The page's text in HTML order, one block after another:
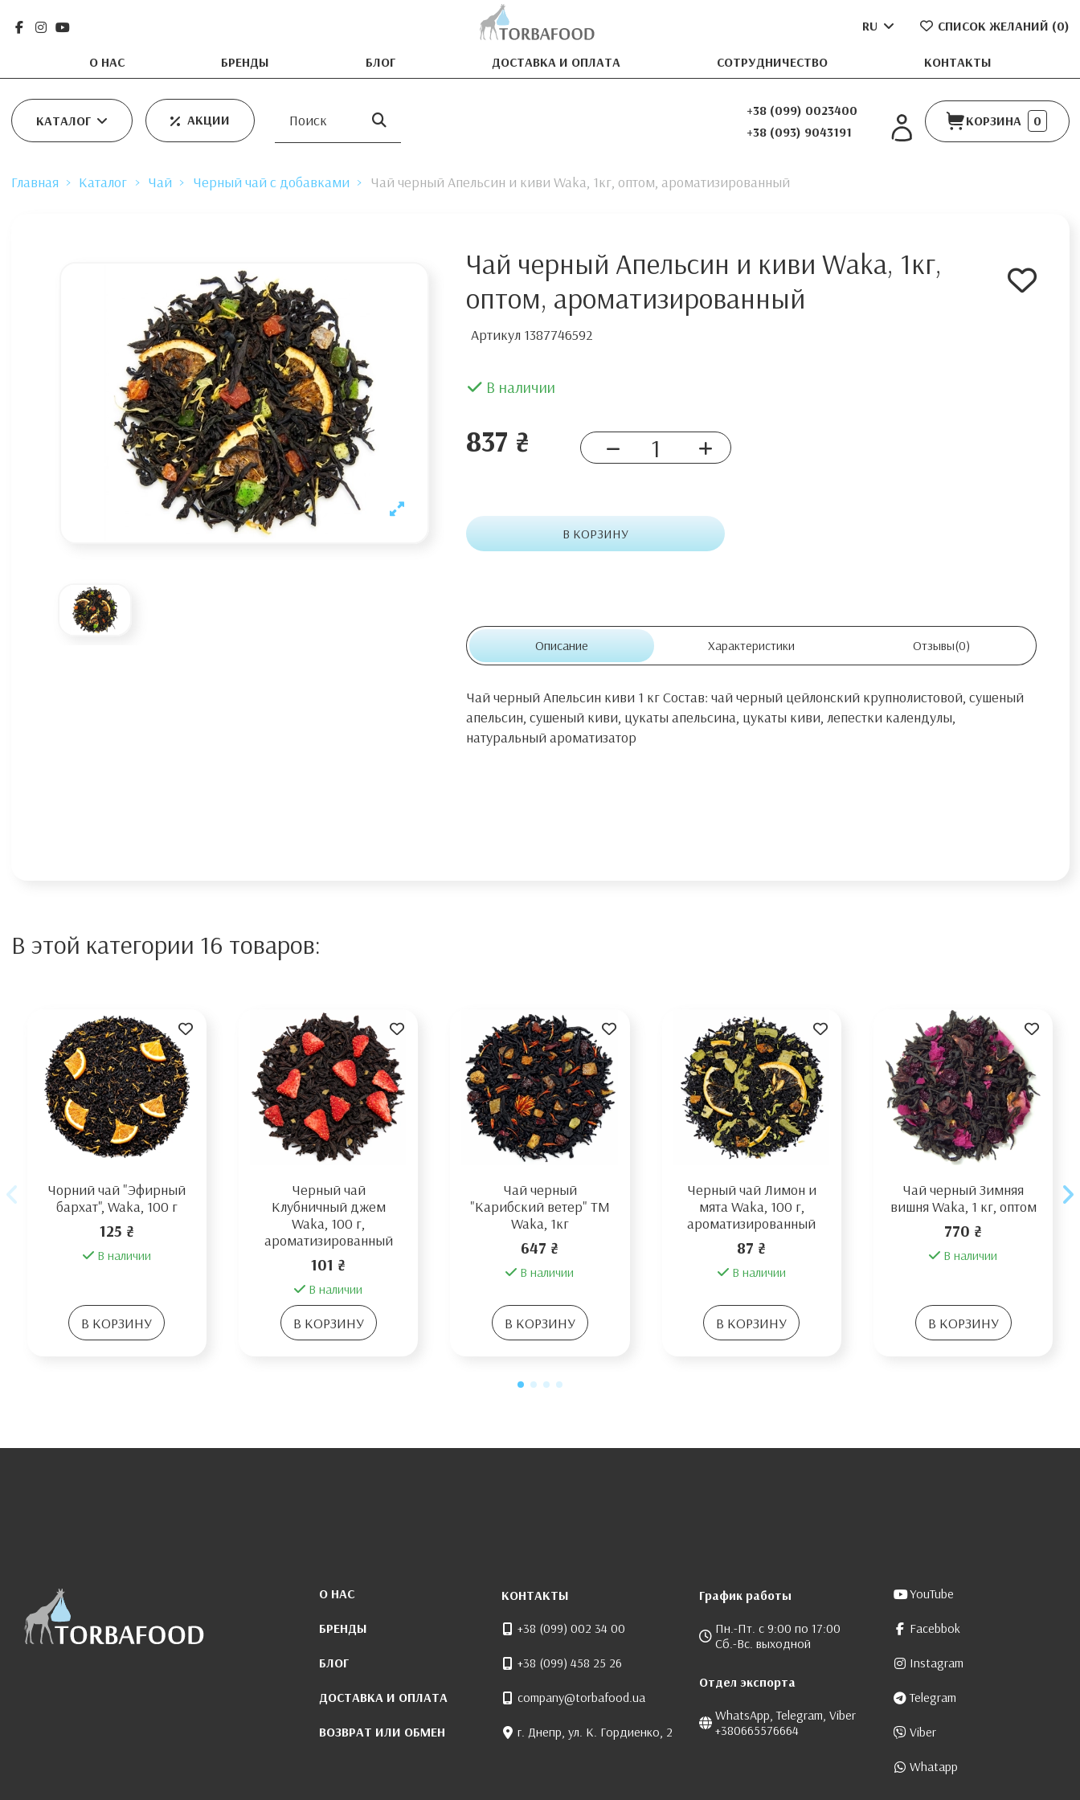
О НАС БРЕНДЫ БЛОГ ДОСТАВКА И ОПЛАТА СОТРУДНИЧЕСТВО КОНТАКТЫ
RU СПИСОК ЖЕЛАНИЙ (0)
КАТАЛОГ АКЦИИ
+38 (099) 0023400
+38 (093) 9043191
КОРЗИНА 0
Главная Каталог Чай Черный чай с добавками Чай черный Апельсин и киви Waka, 1кг, оптом, ароматизированный
Чай черный Апельсин и киви Waka, 1кг,
оптом, ароматизированный
Артикул 1387746592
В наличии
837 ₴
В КОРЗИНУ
Описание Характеристики Отзывы(0)
Чай черный Апельсин киви 1 кг Состав: чай черный цейлонский крупнолистовой, сушеный
апельсин, сушеный киви, цукаты апельсина, цукаты киви, лепестки календулы,
натуральный ароматизатор
В этой категории 16 товаров:
Чорний чай "Эфирный
бархат", Waka, 100 г
125 ₴
В наличии
В КОРЗИНУ
Черный чай
Клубничный джем
Waka, 100 г,
ароматизированный
101 ₴
В наличии
В КОРЗИНУ
Чай черный
"Карибский ветер" TM
Waka, 1кг
647 ₴
В наличии
В КОРЗИНУ
Черный чай Лимон и
мята Waka, 100 г,
ароматизированный
87 ₴
В наличии
В КОРЗИНУ
Чай черный Зимняя
вишня Waka, 1 кг, оптом
770 ₴
В наличии
В КОРЗИНУ
О НАС
БРЕНДЫ
БЛОГ
ДОСТАВКА И ОПЛАТА
ВОЗВРАТ ИЛИ ОБМЕН
КОНТАКТЫ
+38 (099) 002 34 00
+38 (099) 458 25 26
company@torbafood.ua
г. Днепр, ул. К. Гордиенко, 2
График работы
Пн.-Пт. с 9:00 по 17:00
Сб.-Вс. выходной
Отдел экспорта
WhatsApp, Telegram, Viber
+380665576664
YouTube
Facebbok
Instagram
Telegram
Viber
Whatapp